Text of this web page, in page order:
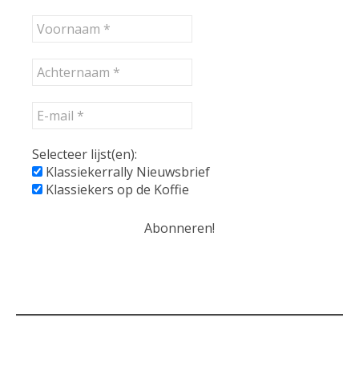
Selecteer lijst(en):
Klassiekerrally Nieuwsbrief
Klassiekers op de Koffie